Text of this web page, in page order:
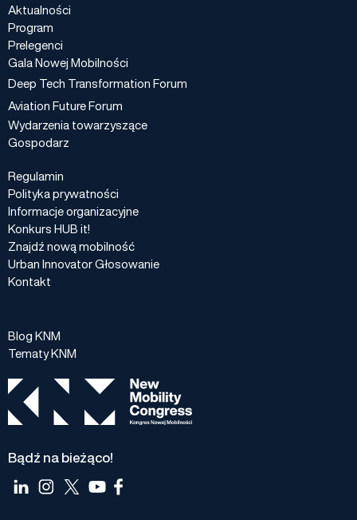
Aktualności
Program
Prelegenci
Gala Nowej Mobilności
Deep Tech Transformation Forum
Aviation Future Forum
Wydarzenia towarzyszące
Gospodarz
Regulamin
Polityka prywatności
Informacje organizacyjne
Konkurs HUB it!
Znajdź nową mobilność
Urban Innovator Głosowanie
Kontakt
Blog KNM
Tematy KNM
Bądź na bieżąco!